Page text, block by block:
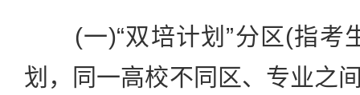
(一)“双培计划”分区(指考
划，同一高校不同区、专业之